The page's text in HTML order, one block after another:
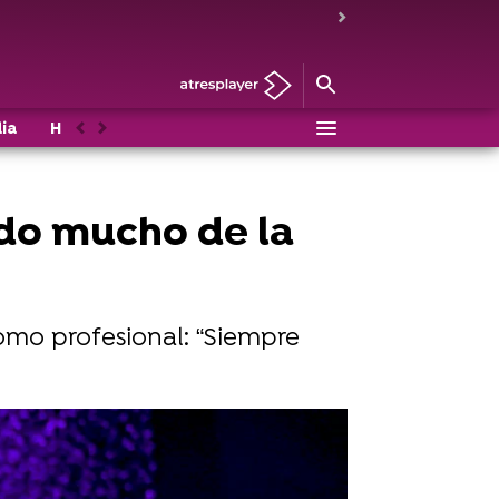
Historias de UPA Next Mahou
AnteriorSiguiente
mucho de la
profesional: “Siempre